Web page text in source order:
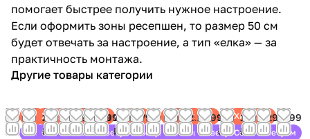
помогает быстрее получить нужное настроение.
Если оформить зоны ресепшен, то размер 50 см
будет отвечать за настроение, а тип «елка» — за
практичность монтажа.
Другие товары категории
Хит
Советуем
3 399
₽
Хит
Советуем
2 899
₽
Хит
Советуем
2 599
₽
Хит
Советуем
2 099
₽
Хит
Советуем
1 999
₽
1 399
₽
1 099
₽
Хит
Советуем
2 899
₽
1 799
₽
Хит
Советуем
1 699
₽
Хит
Советуем
2 599
₽
Хит
Советуем
1 299
₽
2 199
₽
Хит
Советуем
3 399
₽
Хит
Советуем
1 699
₽
1 299
₽
2 199
₽